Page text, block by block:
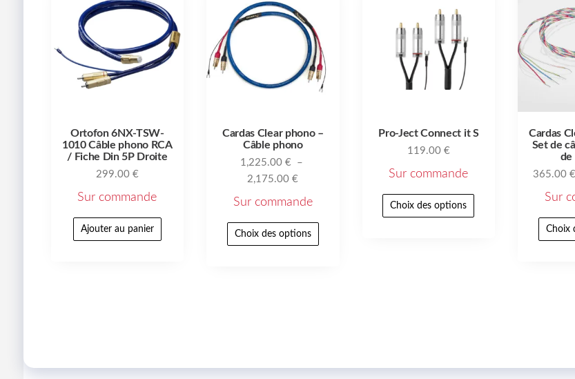
Ortofon 6NX-TSW-
1010 Câble phono RCA
/ Fiche Din 5P Droite
299.00 €
Sur commande
Ajouter au panier
Cardas Clear phono –
Câble phono
1,225.00 €
–
2,175.00€
Sur commande
Choix des options
Pro-Ject Connect it S
119.00 €
Sur commande
Choix des options
Cardas
Set de
de
365.00 €
Sur
Choix